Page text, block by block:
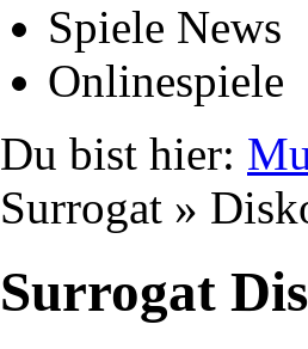
Spiele News
Onlinespiele
Du bist hier:
Surrogat »
Surrogat